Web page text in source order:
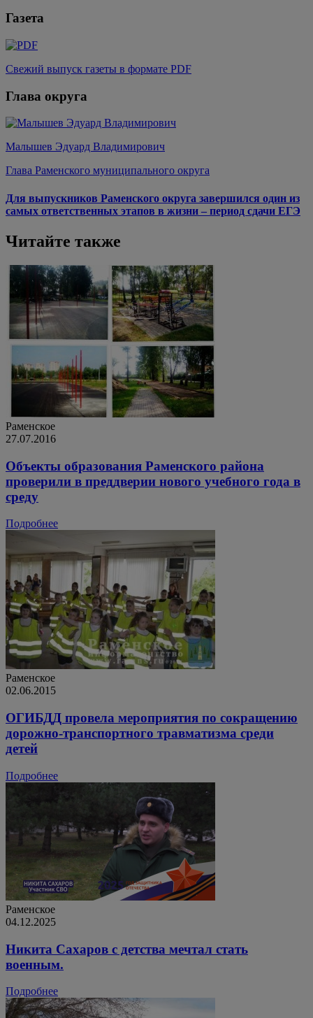
Газета
Свежий выпуск газеты в формате PDF
Глава округа
Малышев Эдуард Владимирович
Глава Раменского муниципального округа
Для выпускников Раменского округа завершился один из
самых ответственных этапов в жизни – период сдачи ЕГЭ
Читайте также
Раменское
27.07.2016
Объекты образования Раменского района
проверили в преддверии нового учебного года в
среду
Подробнее
Раменское
02.06.2015
ОГИБДД провела мероприятия по сокращению
дорожно-транспортного травматизма среди
детей
Подробнее
Раменское
04.12.2025
Никита Сахаров с детства мечтал стать
военным.
Подробнее